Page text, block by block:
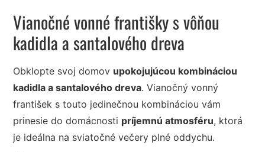
Vianočné vonné františky s vôňou
kadidla a santalového dreva
Obklopte svoj domov upokojujúcou kombináciou
kadidla a santalového dreva. Vianočný vonný
františek s touto jedinečnou kombináciou vám
prinesie do domácnosti príjemnú atmosféru, ktorá
je ideálna na sviatočné večery plné oddychu.